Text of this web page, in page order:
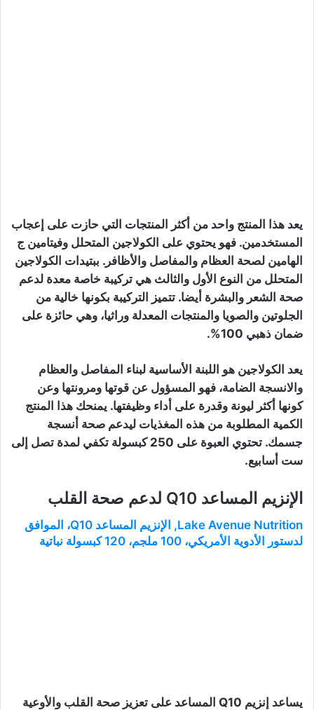
يعد هذا المنتج واحد من أكثر المنتجات التي حازت على إعجاب
المستخدمين. فهو يحتوي على الكولاجين المتحلل وفيتامين ج
الهامين لصحة العظام والمفاصل والأظافر. ببتيدات الكولاجين
المتحلل من النوع الأول والثالث هي تركيبة خاصة معدة لدعم
صحة الشعر والبشرة أيضا. تتميز التركيبة بكونها خالية من
الجلوتين والصويا والمنتجات المعدلة وراثيا، وهي حائزة على
ضمان ذهبي 100%.
يعد الكولاجين هو اللبنة الأساسية لبناء المفاصل والعظام
والانسجة الضامة، فهو المسؤول عن قوتها ومرونتها وعن
كونها أكثر ليونة وقدرة على أداء وظيفتها. يمنحك هذا المنتج
الكمية المطلوبة من هذه المغذيات ليدعم صحة أنسجة
جسمك. تحتوي العبوة على 250 كبسولة تكفي لمدة تصل إلى
ست أسابيع.
الإنزيم المساعد Q10 لدعم صحة القلب
Lake Avenue Nutrition‏, الإنزيم المساعد Q10، الموافق
لدستور الأدوية الأمريكي، 100 ملجم، 120 كبسولة نباتية
يساعد إنزيم Q10 المساعد على تعزيز صحة القلب والأوعية